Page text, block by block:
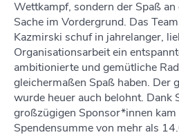
Wettkampf, sondern der Spaß an
Sache im Vordergrund. Das
Kazmirski schuf in jahrelanger,
Organisationsarbeit ein
ambitionierte und gemütliche
gleichermaßen Spaß haben. Der
wurde heuer auch belohnt. Dank
großzügigen Sponsor*innen kam
Spendensumme von mehr als